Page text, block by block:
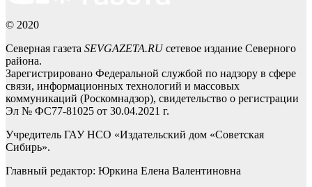
© 2020
Северная газета SEVGAZETA.RUсетевое издание Северного
района.
Зарегистрировано Федеральной службой по надзору в сфере
связи, информационных технологий и массовых
коммуникаций (Роскомнадзор), свидетельство о регистрации
Эл № ФС77-81025 от 30.04.2021 г.
Учредитель ГАУ НСО «Издательский дом «Советская
Сибирь».
Главный редактор: Юркина Елена Валентиновна